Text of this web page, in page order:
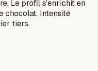
Le profil s'enrichit en
chocolat. Intensité
tiers.